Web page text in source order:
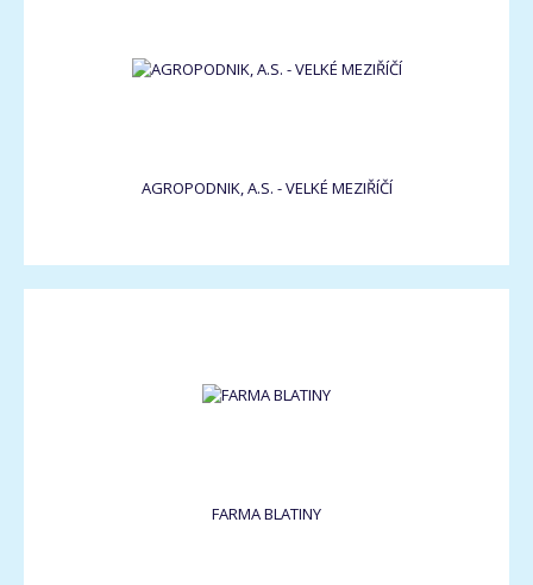
AGROPODNIK, A.S. - VELKÉ MEZIŘÍČÍ
FARMA BLATINY